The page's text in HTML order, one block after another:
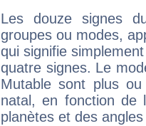
Les douze signes
groupes ou modes,
qui signifie
quatre signes. Le
Mutable sont plus
natal, en fonction de
planètes et des